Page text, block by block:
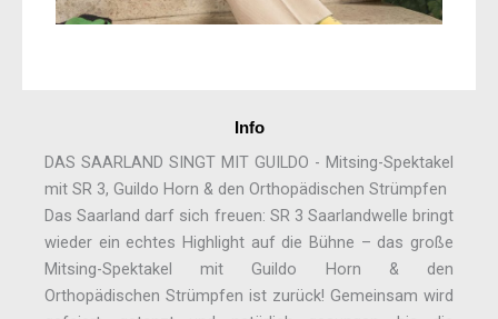
Info
DAS SAARLAND SINGT MIT GUILDO - Mitsing-Spektakel
mit SR 3, Guildo Horn & den Orthopädischen Strümpfen
Das Saarland darf sich freuen: SR 3 Saarlandwelle bringt
wieder ein echtes Highlight auf die Bühne – das große
Mitsing-Spektakel mit Guildo Horn & den
Orthopädischen Strümpfen ist zurück! Gemeinsam wird